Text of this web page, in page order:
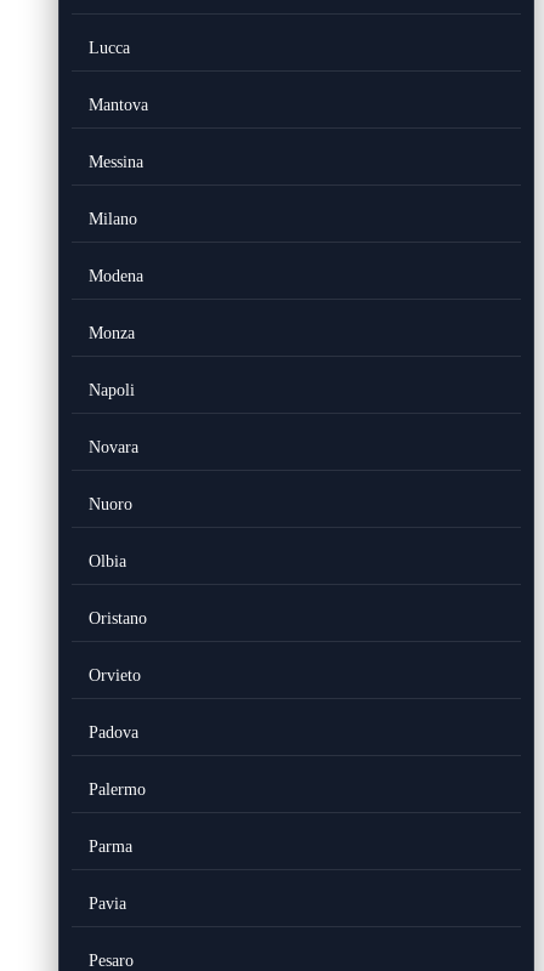
Lucca
Mantova
Messina
Milano
Modena
Monza
Napoli
Novara
Nuoro
Olbia
Oristano
Orvieto
Padova
Palermo
Parma
Pavia
Pesaro